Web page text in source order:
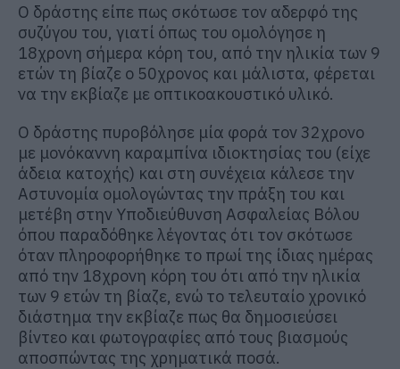
Ο δράστης είπε πως σκότωσε τον αδερφό της
συζύγου του, γιατί όπως του ομολόγησε η
18χρονη σήμερα κόρη του, από την ηλικία των 9
ετών τη βίαζε ο 50χρονος και μάλιστα, φέρεται
να την εκβίαζε με οπτικοακουστικό υλικό.
Ο δράστης πυροβόλησε μία φορά τον 32χρονο
με μονόκαννη καραμπίνα ιδιοκτησίας του (είχε
άδεια κατοχής) και στη συνέχεια κάλεσε την
Αστυνομία ομολογώντας την πράξη του και
μετέβη στην Υποδιεύθυνση Ασφαλείας Βόλου
όπου παραδόθηκε λέγοντας ότι τον σκότωσε
όταν πληροφορήθηκε το πρωί της ίδιας ημέρας
από την 18χρονη κόρη του ότι από την ηλικία
των 9 ετών τη βίαζε, ενώ το τελευταίο χρονικό
διάστημα την εκβίαζε πως θα δημοσιεύσει
βίντεο και φωτογραφίες από τους βιασμούς
αποσπώντας της χρηματικά ποσά.